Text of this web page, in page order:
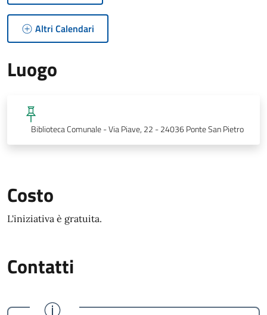
Altri Calendari
Luogo
Biblioteca Comunale - Via Piave, 22 - 24036 Ponte San Pietro
Costo
L'iniziativa è gratuita.
Contatti